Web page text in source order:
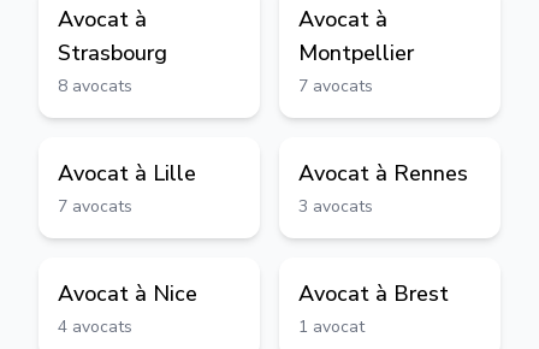
Avocat à
Strasbourg
8 avocats
Avocat à
Montpellier
7 avocats
Avocat à Lille
7 avocats
Avocat à Rennes
3 avocats
Avocat à Nice
4 avocats
Avocat à Brest
1 avocat